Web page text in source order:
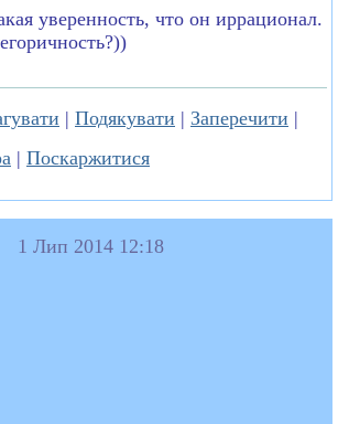
уверенность, что он иррационал.
| Подякувати | Заперечити |
| Поскаржитися
1 Лип 2014 12:18